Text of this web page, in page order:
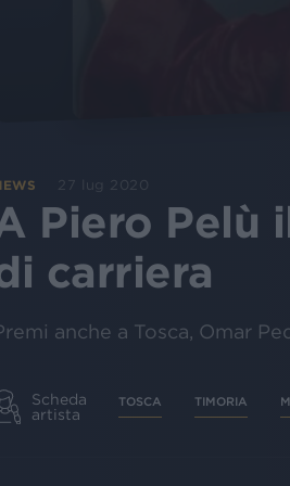
27 lug 2020
Piero Pelù
carriera
anche a Tosca, Omar
Scheda
artista
TOSCA TIMORIA